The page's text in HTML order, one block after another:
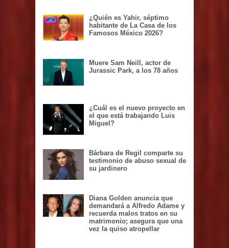
¿Quién es Yahir, séptimo
habitante de La Casa de los
Famosos México 2026?
Muere Sam Neill, actor de
Jurassic Park, a los 78 años
¿Cuál es el nuevo proyecto en
el que está trabajando Luis
Miguel?
Bárbara de Regil comparte su
testimonio de abuso sexual de
su jardinero
Diana Golden anuncia que
demandará a Alfredo Adame y
recuerda malos tratos en su
matrimonio; asegura que una
vez la quiso atropellar